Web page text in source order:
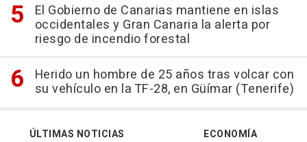
El Gobierno de Canarias mantiene en islas
occidentales y Gran Canaria la alerta por
riesgo de incendio forestal
Herido un hombre de 25 años tras volcar con
su vehículo en la TF-28, en Güímar (Tenerife)
ÚLTIMAS NOTICIAS
ECONOMÍA